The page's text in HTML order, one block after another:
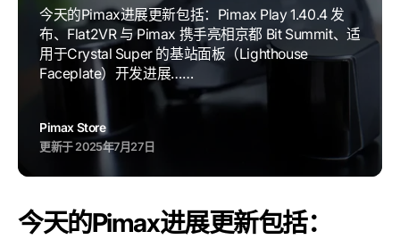
今天的Pimax进展更新包括：Pimax Play 1.40.4 发
布、Flat2VR 与 Pimax 携手亮相京都 Bit Summit、适
用于Crystal Super 的基站面板（Lighthouse
Faceplate）开发进展……
Pimax Store
更新于 2025年7月27日
今天的Pimax进展更新包括：